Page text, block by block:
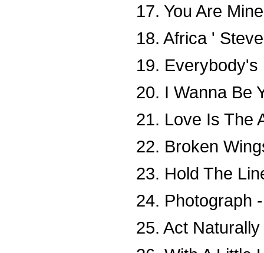
17. You Are
18. Africa '
19.
20. I Wanna Be
21. Love Is The
22. Broken
23. Hold The
24. Photograph
25. Act